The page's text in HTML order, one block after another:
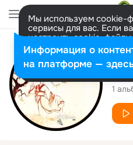
Мы используем cookie-
сервисы для вас. Если
настроить cookie-
представитель. Больше
Разрешить все
1
Информация о
на платформе —